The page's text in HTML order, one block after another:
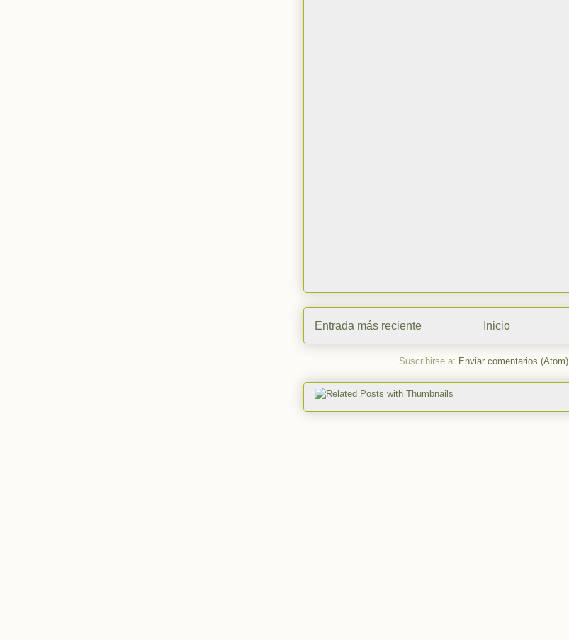
Entrada más reciente Inicio
Suscribirse a: Enviar comentarios (Atom)